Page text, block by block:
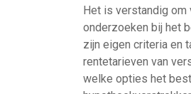
Het is verstandig om
onderzoeken bij het
zijn eigen criteria en
rentetarieven van
welke opties het